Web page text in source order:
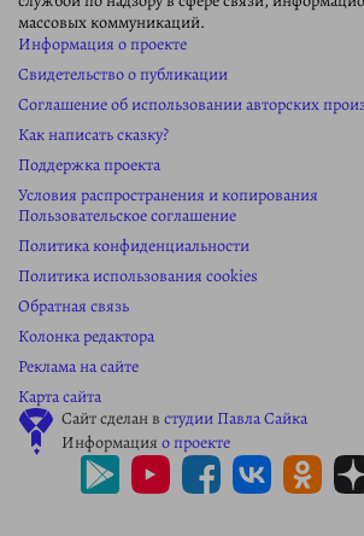
массовых коммуникаций.
Информация о проекте
Свидетельство о публикации
Соглашение об использовании авторских
Как написать сказку?
Поддержка проекта
Условия распространения и копирования
Пользовательское соглашение
Политика конфиденциальности
Политика использования cookies
Обратная связь
Колонка редактора
Реклама на сайте
Карта сайта
Сайт сделан в студии Павла Сайка
Информация о проекте